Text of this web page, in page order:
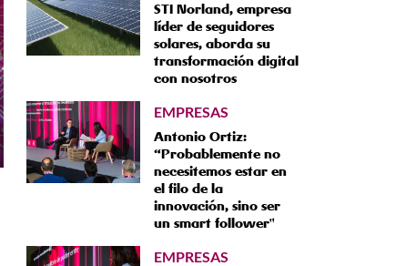
STI Norland, empresa
líder de seguidores
solares, aborda su
transformación digital
con nosotros
EMPRESAS
Antonio Ortiz:
“Probablemente no
necesitemos estar en
el filo de la
innovación, sino ser
un smart follower"
EMPRESAS